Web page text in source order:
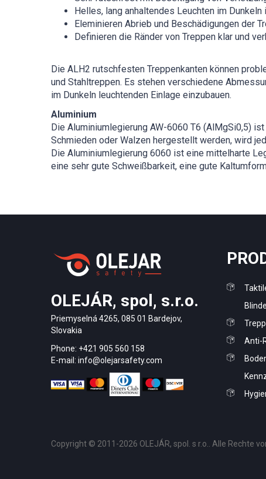
Helles, lang anhaltendes Leuchten im Dunkeln
Eleminieren Abrieb und Beschädigungen der
Definieren die Ränder von Treppen klar und
Die ALH2 rutschfesten Treppenkanten können
und Stahltreppen. Es stehen verschiedene
im Dunkeln leuchtenden Einlage einzubauen.
Aluminium
Die Aluminiumlegierung AW-6060 T6 (AlMgSi0,5)
Schmieden oder Walzen hergestellt werden, wird
Die Aluminiumlegierung 6060 ist eine mittelharte
eine sehr gute Schweißbarkeit, eine gute
OLEJÁR, spol, s.r.o.
Priemyselná 4265, 085 01 Bardejov,
Slovakia
Phone: +421 905 560 158
E-mail: info@olejarsafety.com
Anti-
Copyright © 2011-2026 OLEJÁR, spol. s r.o.. Alle Rechte